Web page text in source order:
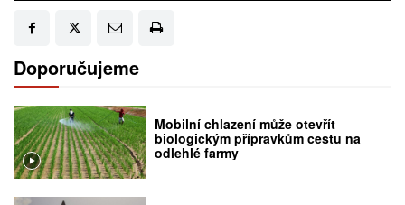
Doporučujeme
Mobilní chlazení může otevřít
biologickým přípravkům cestu na
odlehlé farmy